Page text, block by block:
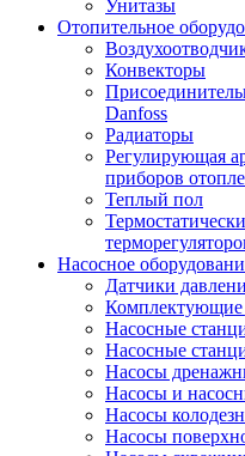
Унитазы
Отопительное
Конвекторы
Danfoss
Радиаторы
Регулирующая
приборов
Теплый пол
Насосное
Датчики
Комплектующие
Насосные
Насосные
Насосы
Насосы и
Насосы
Насосы